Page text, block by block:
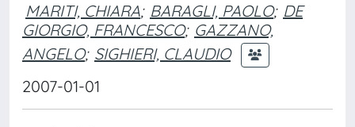
MARITI, CHIARA; BARAGLI, PAOLO; DE
GIORGIO, FRANCESCO; GAZZANO,
ANGELO; SIGHIERI, CLAUDIO
2007-01-01